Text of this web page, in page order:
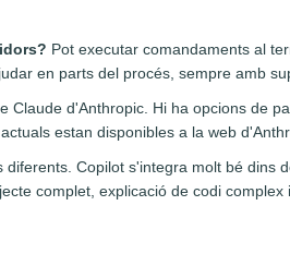
Pot executar comandaments al
en parts del procés, sempre amb
Claude d'Anthropic. Hi ha opcions de
estan disponibles a la web
Copilot s'integra molt bé dins
complet, explicació de codi